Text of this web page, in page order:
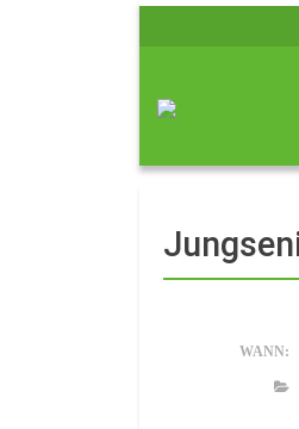
WANN: